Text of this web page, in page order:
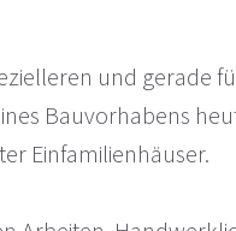
und gerade
Bauvorhabens
Einfamilienhäuser.